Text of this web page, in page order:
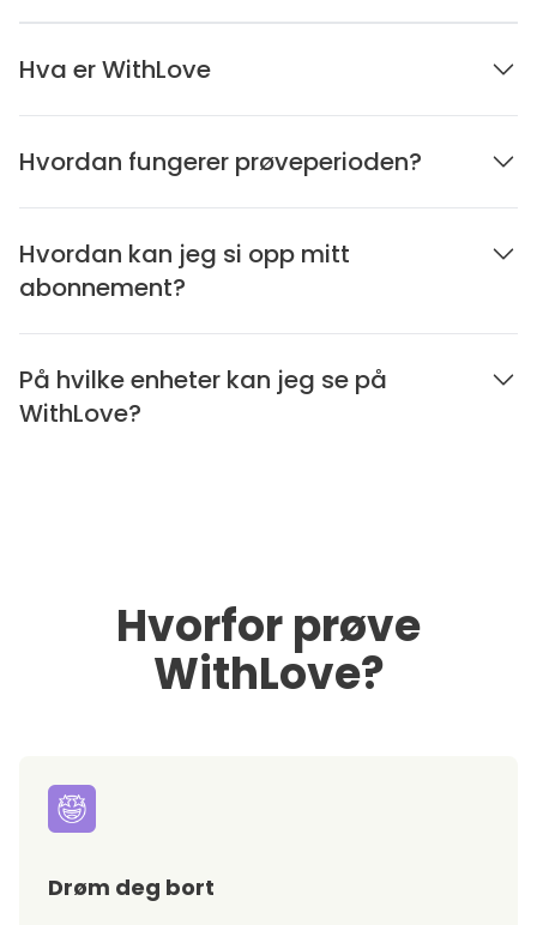
Hva er WithLove
Hvordan fungerer prøveperioden?
Hvordan kan jeg si opp mitt
abonnement?
På hvilke enheter kan jeg se på
WithLove?
Hvorfor prøve
WithLove?
Drøm deg bort